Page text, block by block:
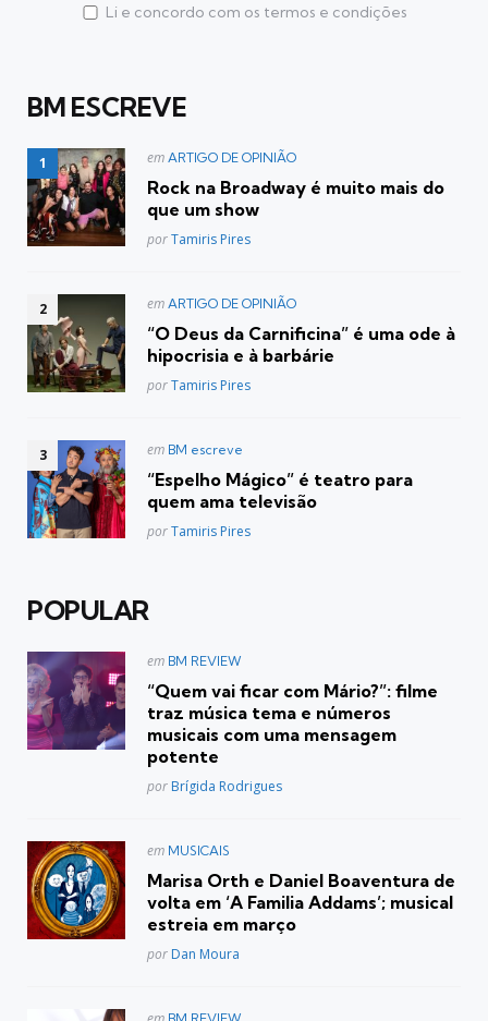
Li e concordo com os termos e condições
BM ESCREVE
Postado
em ARTIGO DE OPINIÃO
Rock na Broadway é muito mais do
que um show
Posted
porTamiris Pires
Postado
em ARTIGO DE OPINIÃO
“O Deus da Carnificina” é uma ode à
hipocrisia e à barbárie
Posted
porTamiris Pires
Postado
em BM escreve
“Espelho Mágico” é teatro para
quem ama televisão
Posted
porTamiris Pires
POPULAR
Postado
em BM REVIEW
“Quem vai ficar com Mário?”: filme
traz música tema e números
musicais com uma mensagem
potente
Posted
por Brígida Rodrigues
Postado
em MUSICAIS
Marisa Orth e Daniel Boaventura de
volta em ‘A Familia Addams’; musical
estreia em março
Posted
por Dan Moura
Postado